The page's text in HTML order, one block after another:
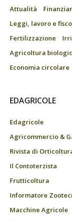
Attualità
Leggi, lavoro e fisco
Fertilizzazione
Agricoltura
Economia circolare
EDAGRICOLE
Edagricole
Agricommercio &
Rivista di
Il Contoterzista
Frutticoltura
Informatore
Macchine Agricole